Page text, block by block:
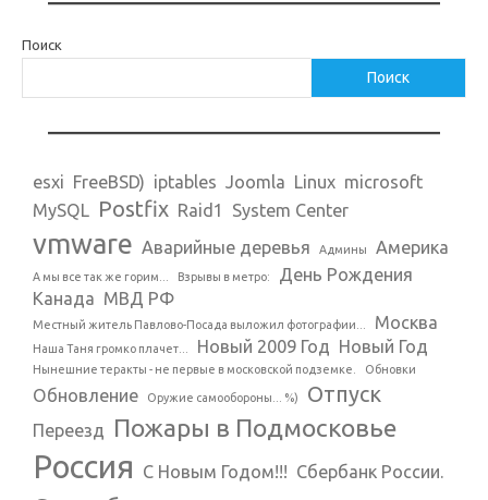
Поиск
Поиск
esxi FreeBSD) iptables Joomla Linux microsoft
MySQL Postfix Raid1 System Center
vmware Аварийные деревья Админы Америка
А мы все так же горим... Взрывы в метро:
День Рождения
Канада МВД РФ
Местный житель Павлово-Посада выложил фотографии... Москва
Наша Таня громко плачет... Новый 2009 Год Новый Год
Нынешние теракты - не первые в московской подземке. Обновки
Обновление Оружие самообороны... %) Отпуск
Переезд Пожары в Подмосковье
Россия С Новым Годом!!! Сбербанк России.